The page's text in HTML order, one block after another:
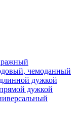
чемоданный
дужкой
дужкой